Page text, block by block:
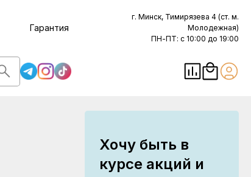
Гарантия
г. Минск, Тимирязева 4 (ст. м.
Молодежная)
ПН-ПТ: с 10:00 до 19:00
Хочу быть в
курсе акций и